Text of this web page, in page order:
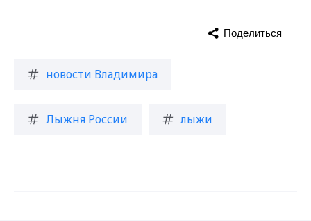
новости Владимира
Лыжня России лыжи
Поделиться